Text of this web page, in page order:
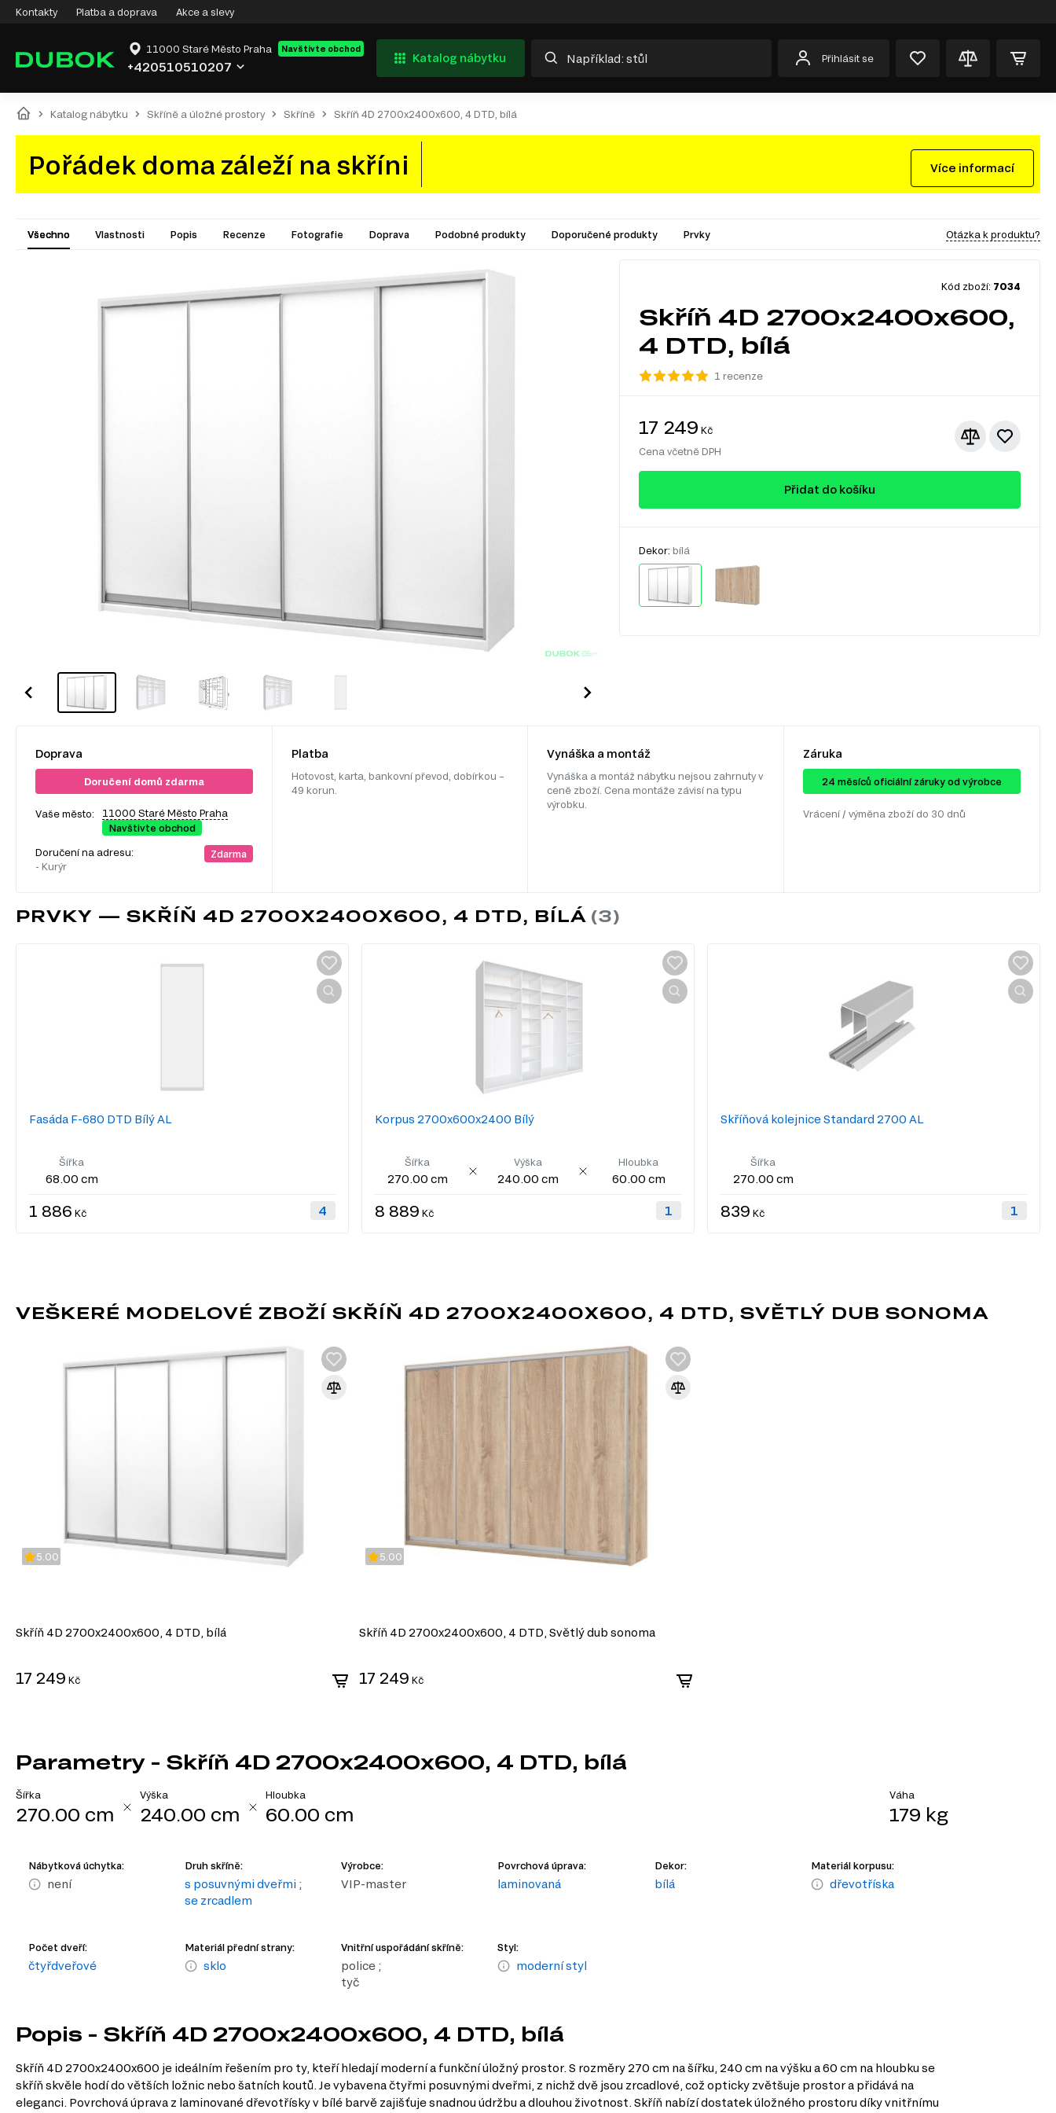
Kontakty Platba a doprava Akce a slevy
11000 Staré Město Praha Navštivte obchod
+420510510207
Katalog nábytku Přihlásit se
Katalog nábytku Skříně a úložné prostory Skříně Skříň 4D 2700x2400x600, 4 DTD, bílá
Pořádek doma záleží na skříni Více informací
Všechno Vlastnosti Popis Recenze Fotografie Doprava Podobné produkty Doporučené produkty Prvky Otázka k produktu?
Kód zboží: 7034
Skříň 4D 2700x2400x600,
4 DTD, bílá
1 recenze
17 249 Kč
Cena včetně DPH
Přidat do košíku
Dekor: bílá
Doprava
Doručení domů zdarma
Vaše město:
11000 Staré Město Praha
Navštivte obchod
Doručení na adresu:
- Kurýr
Zdarma
Platba
Hotovost, karta, bankovní převod, dobírkou –
49 korun.
Vynáška a montáž
Vynáška a montáž nábytku nejsou zahrnuty v
ceně zboží. Cena montáže závisí na typu
výrobku.
Záruka
24 ​​​​měsíců oficiální záruky od výrobce
Vrácení / výměna zboží do 30 dnů
PRVKY — SKŘÍŇ 4D 2700X2400X600, 4 DTD, BÍLÁ
Fasáda F-680 DTD Bílý AL
Šířka
68.00 cm
1 886 Kč
Korpus 2700x600x2400 Bílý
Šířka
270.00 cm
Výška
240.00 cm
Hloubka
60.00 cm
8 889 Kč
Skříňová kolejnice Standard 2700 AL
Šířka
270.00 cm
839 Kč
VEŠKERÉ MODELOVÉ ZBOŽÍ SKŘÍŇ 4D 2700X2400X600, 4 DTD, SVĚTLÝ DUB SONOMA
5.00
Skříň 4D 2700x2400x600, 4 DTD, bílá
17 249 Kč
5.00
Skříň 4D 2700x2400x600, 4 DTD, Světlý dub sonoma
17 249 Kč
Parametry - Skříň 4D 2700x2400x600, 4 DTD, bílá
Šířka
270.00 cm
Výška
240.00 cm
Hloubka
60.00 cm
Váha
179 kg
Nábytková úchytka:
není
Druh skříně:
s posuvnými dveřmi ;
se zrcadlem
Výrobce:
VIP-master
Povrchová úprava:
laminovaná
Dekor:
bílá
Materiál korpusu:
dřevotříska
Počet dveří:
čtyřdveřové
Materiál přední strany:
sklo
Vnitřní uspořádání skříně:
police ;
tyč
Styl:
moderní styl
Popis - Skříň 4D 2700x2400x600, 4 DTD, bílá
Skříň 4D 2700x2400x600 je ideálním řešením pro ty, kteří hledají moderní a funkční úložný prostor. S rozměry 270 cm na šířku, 240 cm na výšku a 60 cm na hloubku se
skříň skvěle hodí do větších ložnic nebo šatních koutů. Je vybavena čtyřmi posuvnými dveřmi, z nichž dvě jsou zrcadlové, což opticky zvětšuje prostor a přidává na
eleganci. Povrchová úprava z laminované dřevotřísky v bílé barvě zajišťuje snadnou údržbu a dlouhou životnost. Skříň nabízí dostatek úložného prostoru díky vnitřnímu